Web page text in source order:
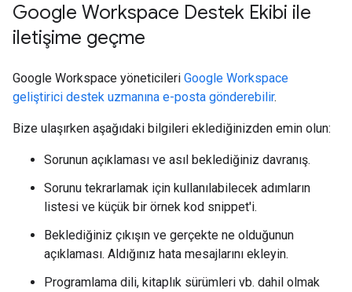
Google Workspace Destek Ekibi ile
iletişime geçme
Google Workspace yöneticileri Google Workspace
geliştirici destek uzmanına e-posta gönderebilir.
Bize ulaşırken aşağıdaki bilgileri eklediğinizden emin olun:
Sorunun açıklaması ve asıl beklediğiniz davranış.
Sorunu tekrarlamak için kullanılabilecek adımların
listesi ve küçük bir örnek kod snippet'i.
Beklediğiniz çıkışın ve gerçekte ne olduğunun
açıklaması. Aldığınız hata mesajlarını ekleyin.
Programlama dili, kitaplık sürümleri vb. dahil olmak